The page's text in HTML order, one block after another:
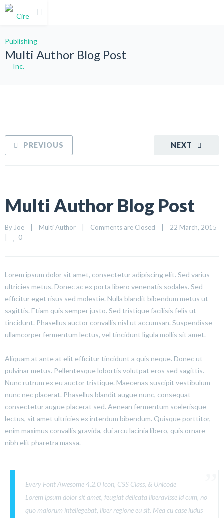
Multi Author Blog Post
NEXT
PREVIOUS
Multi Author Blog Post
By Joe Multi Author Comments are Closed
0
Lorem ipsum dolor sit amet, consectetur adipiscing elit. Sed varius
ultricies metus. Donec ac ex porta libero venenatis sodales. Sed
efficitur eget risus sed molestie. Nulla blandit bibendum metus ut
sagittis. Etiam quis semper justo. Sed tristique facilisis felis ut
tincidunt. Phasellus auctor convallis nisl ut accumsan. Suspendisse
ullamcorper fermentum lectus, vel tincidunt ligula mollis sit amet.
Aliquam at ante at elit efficitur tincidunt a quis neque. Donec ut
pulvinar metus. Pellentesque lobortis volutpat eros sed sagittis.
Nunc rutrum ex eu auctor tristique. Maecenas suscipit vestibulum
nunc nec placerat. Phasellus blandit augue nunc, consequat
consectetur augue placerat sed. Aenean fermentum scelerisque
lectus, sit amet ultricies ex interdum bibendum. Quisque porttitor,
enim maximus convallis gravida, dui arcu lacinia libero, quis ornare
nibh elit pharetra massa.
Every Font Awesome 4.2.0 Icon, CSS Class, & Unicode
Lorem ipsum dolor sit amet, feugiat delicata liberavisse id cum, no
quo maiorum intellegebat, liber regione eu sit. Mea cu case ludus